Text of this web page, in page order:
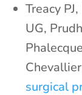
Treacy PJ,
UG,
surgical